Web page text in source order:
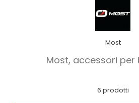
Most
Most, accessori
6 prodotti